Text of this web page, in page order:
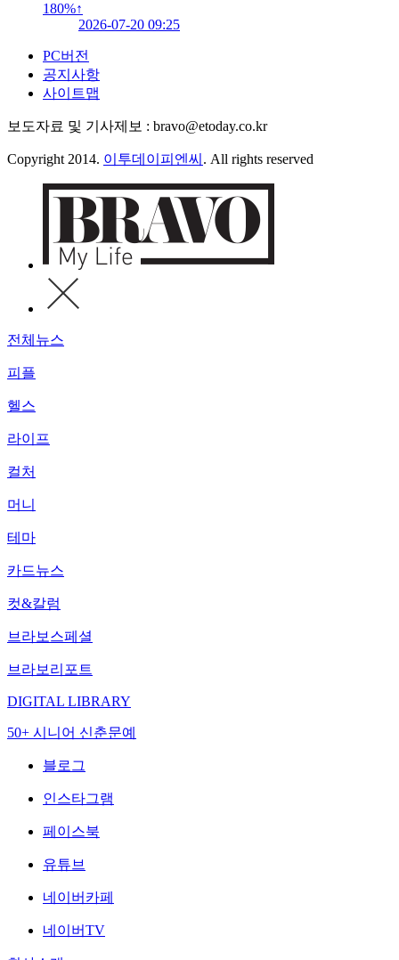
180%↑
2026-07-20 09:25
PC버전
공지사항
사이트맵
보도자료 및 기사제보 : bravo@etoday.co.kr
Copyright 2014. 이투데이피엔씨 . All rights reserved
전체뉴스
피플
헬스
라이프
컬처
머니
테마
카드뉴스
컷&칼럼
브라보스페셜
브라보리포트
DIGITAL LIBRARY
50+ 시니어 신춘문예
블로그
인스타그램
페이스북
유튜브
네이버카페
네이버TV